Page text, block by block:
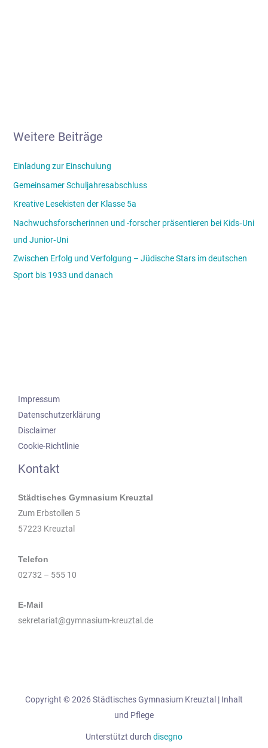
Weitere Beiträge
Einladung zur Einschulung
Gemeinsamer Schuljahresabschluss
Kreative Lesekisten der Klasse 5a
Nachwuchsforscherinnen und -forscher präsentieren bei Kids‑Uni
und Junior‑Uni
Zwischen Erfolg und Verfolgung – Jüdische Stars im deutschen
Sport bis 1933 und danach
Impressum
Datenschutzerklärung
Disclaimer
Cookie-Richtlinie
Kontakt
Städtisches Gymnasium Kreuztal
Zum Erbstollen 5
57223 Kreuztal
Telefon
02732 – 555 10
E-Mail
sekretariat@gymnasium-kreuztal.de
Copyright © 2026 Städtisches Gymnasium Kreuztal | Inhalt
und Pflege
Unterstützt durch disegno